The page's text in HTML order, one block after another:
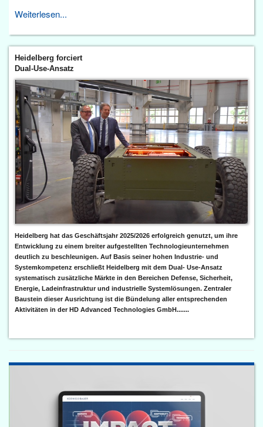
Weiterlesen...
Heidelberg forciert
Dual-Use-Ansatz
Heidelberg hat das Geschäftsjahr 2025/2026 erfolgreich genutzt, um ihre
Entwicklung zu einem breiter aufgestellten Technologieunternehmen
deutlich zu beschleunigen. Auf Basis seiner hohen Industrie- und
Systemkompetenz erschließt Heidelberg mit dem Dual- Use-Ansatz
systematisch zusätzliche Märkte in den Bereichen Defense, Sicherheit,
Energie, Ladeinfrastruktur und industrielle Systemlösungen. Zentraler
Baustein dieser Ausrichtung ist die Bündelung aller entsprechenden
Aktivitäten in der HD Advanced Technologies GmbH.......